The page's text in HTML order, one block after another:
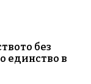
без
единство в